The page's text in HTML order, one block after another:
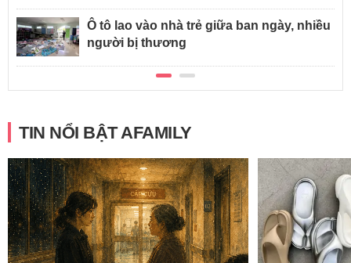
Ô tô lao vào nhà trẻ giữa ban ngày, nhiều
người bị thương
TIN NỔI BẬT AFAMILY